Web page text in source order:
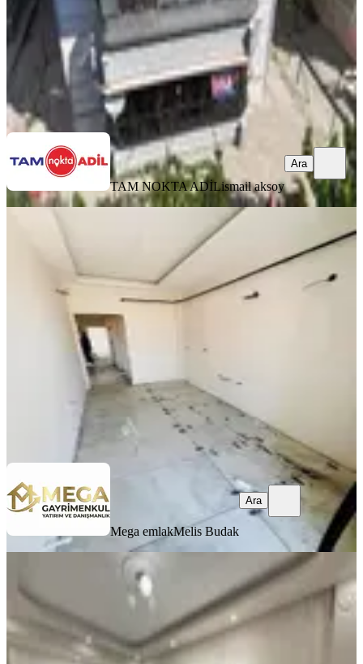
3.825.000 ₺
TAM NOKTA ADİLismail aksoy
Ara
TAM NOKTA ADİLismail aksoy
Ara
MANZARALI
Mega Gayrimenkulden Atatürk
Mahallesinde Satılık 2+1 Sıfır Daire
Bergama, Atatürk Mahallesi
95 m²·3. Kat
3.850.000 ₺
Melis Budak
Mega emlakMelis Budak
Ara
Ata Gayrimenkulden Ana Cadde
Üstünde 2+1
Bergama, Atatürk Mahallesi
2+1 ·95 m²·3. Kat·02.08.2026